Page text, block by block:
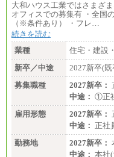
大和ハウス工業ではさまざ
オフィスでの募集有 ・全国
（※条件あり） ・フレ…
続きを読む
業種
住宅・建設
新卒／中途
2027新卒(
募集職種
2027新卒：
中途： ①正
雇用形態
2027新卒：
中途： 正社
勤務地
2027新卒：
中途： 本社